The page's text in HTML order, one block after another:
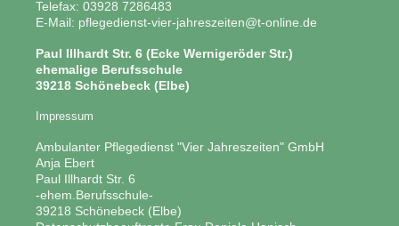
Telefax: 03928 7286483
E-Mail: pflegedienst-vier-jahreszeiten@t-online.de
Paul Illhardt Str. 6 (Ecke Wernigeröder Str.)
ehemalige Berufsschule
39218 Schönebeck (Elbe)
Impressum
Ambulanter Pflegedienst "Vier Jahreszeiten" GmbH
Anja Ebert
Paul Illhardt Str. 6
-ehem.Berufsschule-
39218 Schönebeck (Elbe)